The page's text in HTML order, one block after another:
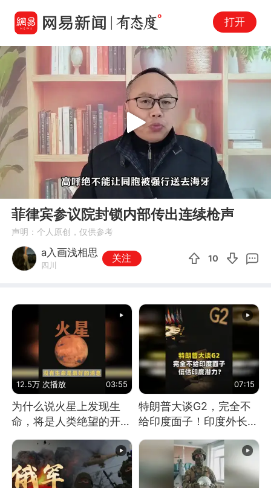
打开
00:55
Play
菲律宾参议院封锁内部传出连续枪声
声明：个人原创，仅供参考
a入画浅相思
四川
关注 10
12.5万 次播放 03:55
为什么说火星上发现生
命，将是人类绝望的开
07:15
特朗普大谈G2，完全不
给印度面子！印度外长：